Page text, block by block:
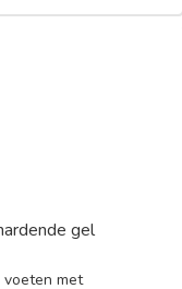
gel
voeten met